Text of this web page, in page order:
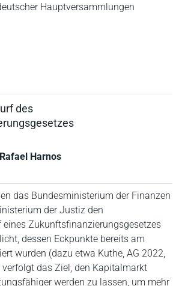
Hauptversammlungen
des
Harnos
das Bundesministerium der Finanzen
der Justiz den
eines Zukunftsfinanzierungsgesetzes
dessen Eckpunkte bereits am
wurden (dazu etwa Kuthe, AG 2022,
verfolgt das Ziel, den Kapitalmarkt
werden zu lassen, um mehr